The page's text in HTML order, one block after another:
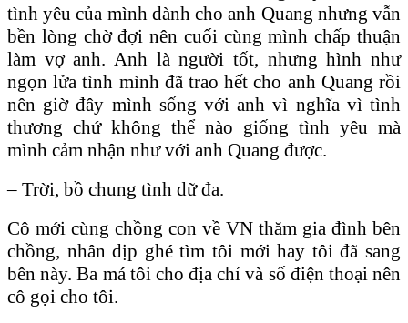
tình yêu của mình dành cho anh Quang nhưng vẫn
bền lòng chờ đợi nên cuối cùng mình chấp thuận
làm vợ anh. Anh là người tốt, nhưng hình như
ngọn lửa tình mình đã trao hết cho anh Quang rồi
nên giờ đây mình sống với anh vì nghĩa vì tình
thương chứ không thể nào giống tình yêu mà
mình cảm nhận như với anh Quang được.
– Trời, bồ chung tình dữ đa.
Cô mới cùng chồng con về VN thăm gia đình bên
chồng, nhân dịp ghé tìm tôi mới hay tôi đã sang
bên này. Ba má tôi cho địa chỉ và số điện thoại nên
cô gọi cho tôi.